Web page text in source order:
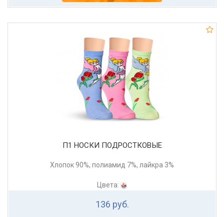
П1 НОСКИ ПОДРОСТКОВЫЕ
Хлопок 90%, полиамид 7%, лайкра 3%
Цвета:
136 руб.